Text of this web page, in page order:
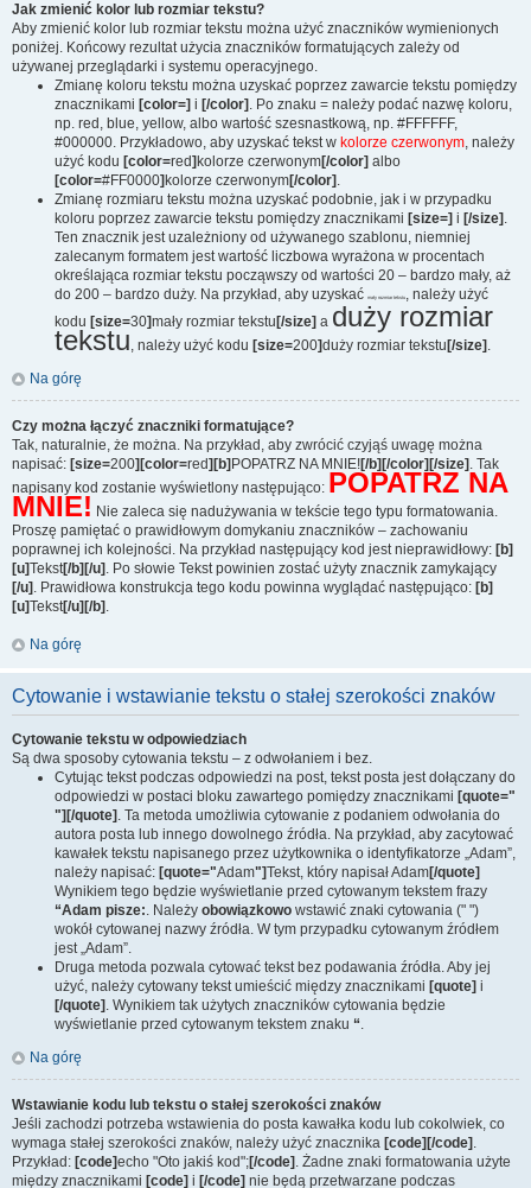
Jak zmienić kolor lub rozmiar tekstu?
Aby zmienić kolor lub rozmiar tekstu można użyć znaczników wymienionych
poniżej. Końcowy rezultat użycia znaczników formatujących zależy od
używanej przeglądarki i systemu operacyjnego.
Zmianę koloru tekstu można uzyskać poprzez zawarcie tekstu pomiędzy
znacznikami [color=] i [/color] . Po znaku = należy podać nazwę koloru,
np. red, blue, yellow, albo wartość szesnastkową, np. #FFFFFF,
#000000. Przykładowo, aby uzyskać tekst w kolorze czerwonym, należy
użyć kodu [color=red] kolorze czerwonym[/color] albo
[color=#FF0000] kolorze czerwonym[/color] .
Zmianę rozmiaru tekstu można uzyskać podobnie, jak i w przypadku
koloru poprzez zawarcie tekstu pomiędzy znacznikami [size=] i [/size] .
Ten znacznik jest uzależniony od używanego szablonu, niemniej
zalecanym formatem jest wartość liczbowa wyrażona w procentach
określająca rozmiar tekstu począwszy od wartości 20 – bardzo mały, aż
do 200 – bardzo duży. Na przykład, aby uzyskać
mały rozmiar tekstu , należy użyć
kodu [size=30]mały rozmiar tekstu [/size] a duży rozmiar
tekstu, należy użyć kodu [size=200]duży rozmiar tekstu [/size] .
Na górę
Czy można łączyć znaczniki formatujące?
Tak, naturalnie, że można. Na przykład, aby zwrócić czyjąś uwagę można
napisać: [size=200][color=red][b] POPATRZ NA MNIE![/b][/color][/size] . Tak
napisany kod zostanie wyświetlony następująco: POPATRZ NA
MNIE! Nie zaleca się nadużywania w tekście tego typu formatowania.
Proszę pamiętać o prawidłowym domykaniu znaczników – zachowaniu
poprawnej ich kolejności. Na przykład następujący kod jest nieprawidłowy: [b]
[u]Tekst[/b][/u] . Po słowie Tekst powinien zostać użyty znacznik zamykający
[/u] . Prawidłowa konstrukcja tego kodu powinna wyglądać następująco: [b]
[u]Tekst[/u][/b] .
Na górę
Cytowanie i wstawianie tekstu o stałej szerokości znaków
Cytowanie tekstu w odpowiedziach
Są dwa sposoby cytowania tekstu – z odwołaniem i bez.
Cytując tekst podczas odpowiedzi na post, tekst posta jest dołączany do
odpowiedzi w postaci bloku zawartego pomiędzy znacznikami [quote="
"][/quote] . Ta metoda umożliwia cytowanie z podaniem odwołania do
autora posta lub innego dowolnego źródła. Na przykład, aby zacytować
kawałek tekstu napisanego przez użytkownika o identyfikatorze „Adam”,
należy napisać: [quote="Adam"]Tekst, który napisał Adam[/quote]
Wynikiem tego będzie wyświetlanie przed cytowanym tekstem frazy
“Adam pisze:. Należy obowiązkowo wstawić znaki cytowania (" ")
wokół cytowanej nazwy źródła. W tym przypadku cytowanym źródłem
jest „Adam”.
Druga metoda pozwala cytować tekst bez podawania źródła. Aby jej
użyć, należy cytowany tekst umieścić między znacznikami [quote] i
[/quote] . Wynikiem tak użytych znaczników cytowania będzie
wyświetlanie przed cytowanym tekstem znaku “.
Na górę
Wstawianie kodu lub tekstu o stałej szerokości znaków
Jeśli zachodzi potrzeba wstawienia do posta kawałka kodu lub cokolwiek, co
wymaga stałej szerokości znaków, należy użyć znacznika [code][/code] .
Przykład: [code]echo "Oto jakiś kod";[/code] . Żadne znaki formatowania użyte
między znacznikami [code] i [/code] nie będą przetwarzane podczas